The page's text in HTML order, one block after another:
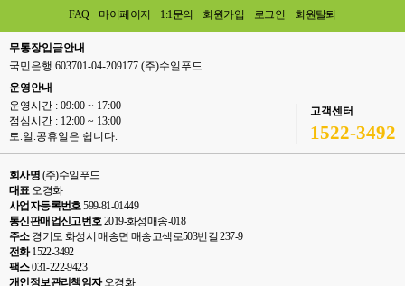
FAQ 마이페이지 1:1문의 회원가입 로그인 회원탈퇴
무통장입금안내
국민은행 603701-04-209177 (주)수일푸드
운영안내
운영시간 : 09:00 ~ 17:00
점심시간 : 12:00 ~ 13:00
토.일.공휴일은 쉽니다.
고객센터
1522-3492
회사명 (주)수일푸드
대표오경화
사업자등록번호599-81-01449
통신판매업신고번호2019-화성매송-018
주소경기도 화성시 매송면 매송고색로503번길 237-9
전화1522-3492
팩스031-222-9423
개인정보관리책임자오경화